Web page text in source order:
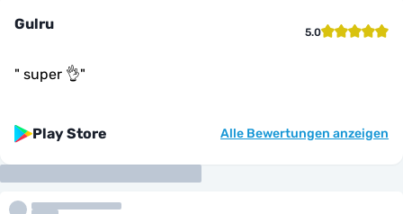
Gulru 5.0
" super 👌"
Play Store Alle Bewertungen anzeigen